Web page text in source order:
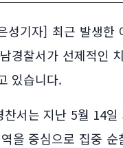
성기자] 최근 발생
경찰서가 선제적인
있습니다.
찬서는 지난 5월 14
을 중심으로 집중